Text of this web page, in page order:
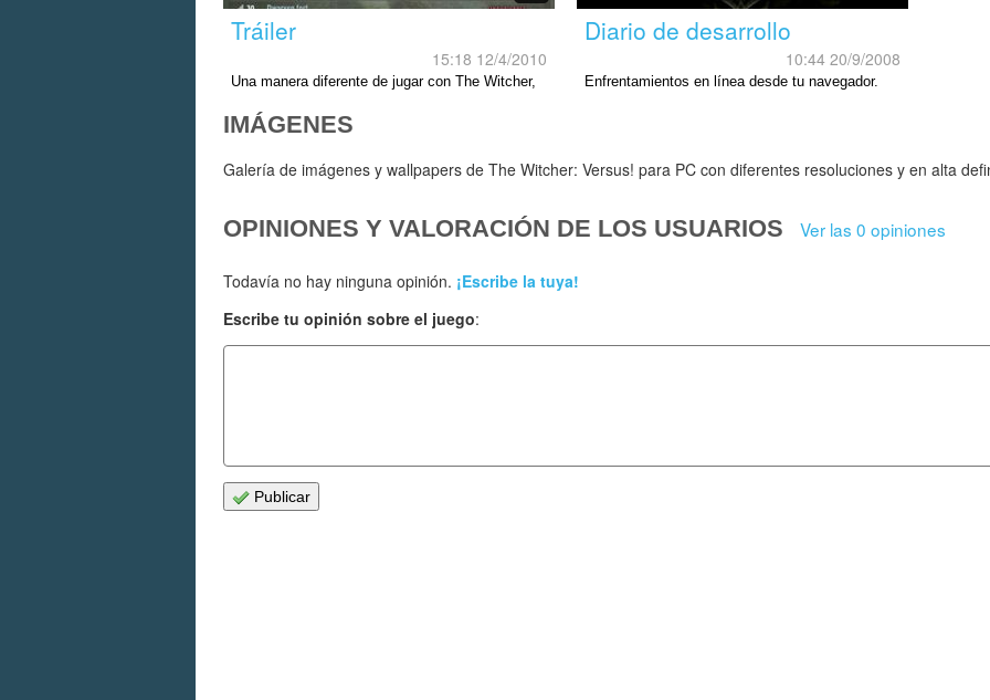
Tráiler
15:18 12/4/2010
Una manera diferente de jugar con The Witcher,
Diario de desarrollo
10:44 20/9/2008
Enfrentamientos en línea desde tu navegador.
IMÁGENES
Galería de imágenes y wallpapers de The Witcher: Versus! para PC con diferentes resoluciones y en alta
OPINIONES Y VALORACIÓN DE LOS USUARIOS Ver las 0 opiniones
Todavía no hay ninguna opinión. ¡Escribe la tuya!
Escribe tu opinión sobre el juego:
Publicar